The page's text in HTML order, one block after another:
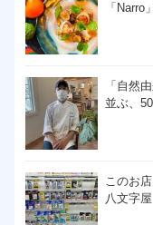
「Narro
「自然
並ぶ、
このお
八文字